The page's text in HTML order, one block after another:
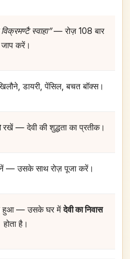
स्वाहा”— रोज़ 108 बार
जाप करें।
डायरी, पेंसिल, बचत बॉक्स।
रखें — देवी की शुद्धता का प्रतीक।
— उसके साथ रोज़ पूजा करें।
हुआ — उसके घर मेंदेवी का निवास
होता है।